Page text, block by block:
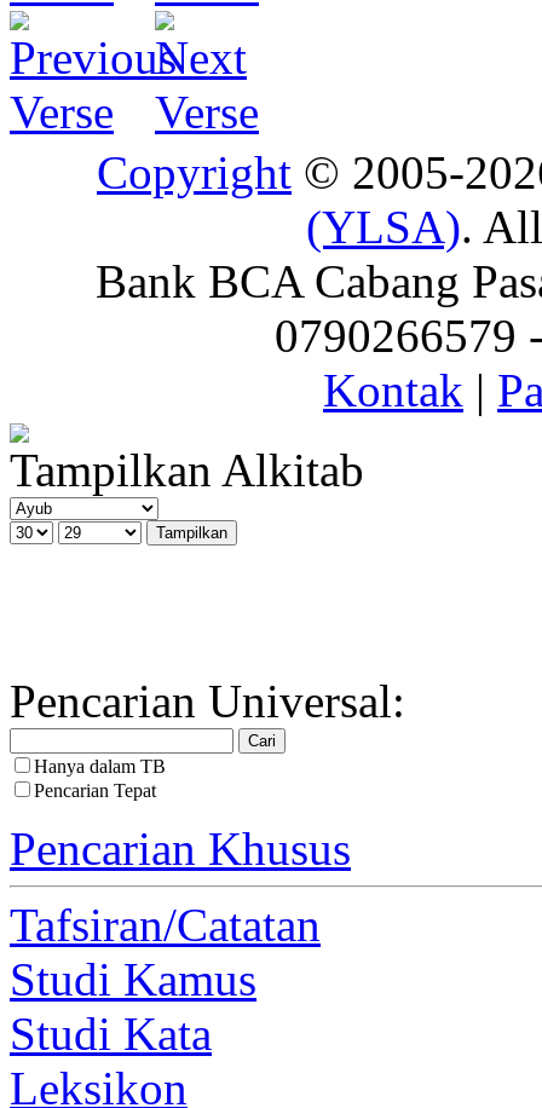
Copyright © 2005-
(YLSA).
Bank BCA Cabang
0790266579
Kontak |
Tampilkan Alkitab
Pencarian Universal:
Hanya dalam TB
Pencarian Tepat
Pencarian Khusus
Tafsiran/Catatan
Studi Kamus
Studi Kata
Leksikon